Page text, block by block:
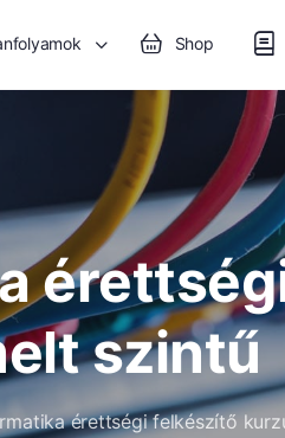
Shop
szintű
érettségi felkészítő